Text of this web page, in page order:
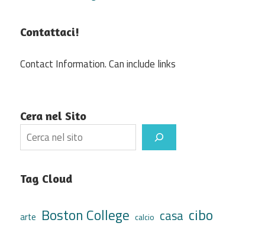
Contattaci!
Contact Information. Can include links
Cera nel Sito
Search
Tag Cloud
arte Boston College calcio casa cibo